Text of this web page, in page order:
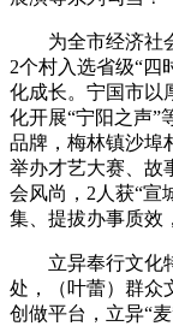
为全市经济社会
2个村入选省级“四
化成长。宁国市以
化开展“宁阳之声”
品牌，梅林镇沙埠
举办才艺大赛、故
会风尚，2人获“宣
集、提拔办事质效
立异奉行文化特
处，（叶蕾）群众
创做平台，立异“